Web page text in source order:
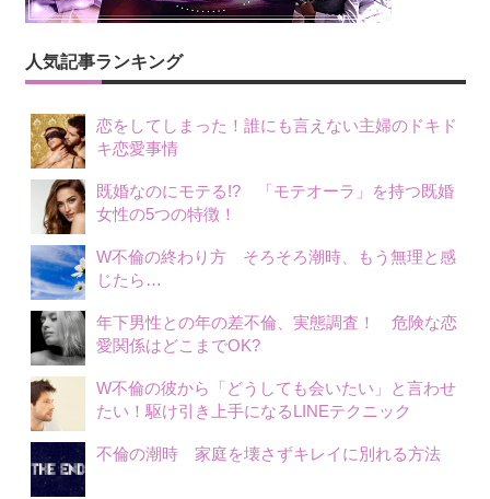
人気記事ランキング
恋をしてしまった！誰にも言えない主婦のドキド
キ恋愛事情
既婚なのにモテる!? 「モテオーラ」を持つ既婚
女性の5つの特徴！
W不倫の終わり方 そろそろ潮時、もう無理と感
じたら…
年下男性との年の差不倫、実態調査！ 危険な恋
愛関係はどこまでOK?
W不倫の彼から「どうしても会いたい」と言わせ
たい！駆け引き上手になるLINEテクニック
不倫の潮時 家庭を壊さずキレイに別れる方法